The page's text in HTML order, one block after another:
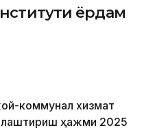
ёрдам
коммунал хизмат
ҳажми 2025